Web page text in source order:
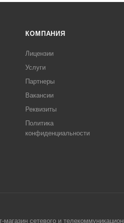
КОМПАНИЯ
Лицензии
Услуги
Партнеры
Вакансии
Реквизиты
Политика
конфиденциальности
сетевого и